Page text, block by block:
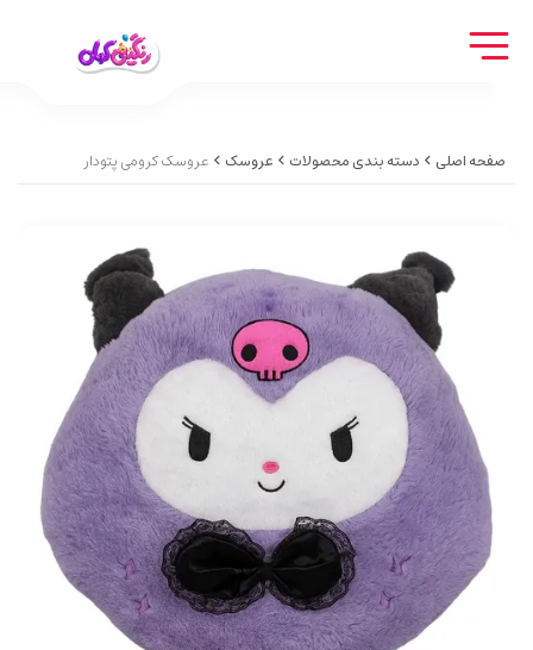
صفحه اصلی دسته بندی محصولات عروسک عروسک کرومی پتودار